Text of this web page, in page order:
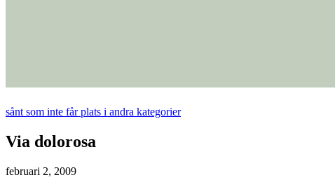
sånt som inte får plats i andra kategorier
Via dolorosa
februari 2, 2009